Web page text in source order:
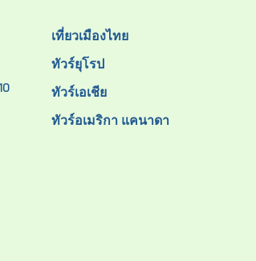
เที่ยวเมืองไทย
ทัวร์ยุโรป
ทัวร์เอเชีย
ทัวร์อเมริกา แคนาดา